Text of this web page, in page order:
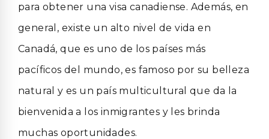
para obtener una visa canadiense. Además, en
general, existe un alto nivel de vida en
Canadá, que es uno de los países más
pacíficos del mundo, es famoso por su belleza
natural y es un país multicultural que da la
bienvenida a los inmigrantes y les brinda
muchas oportunidades.